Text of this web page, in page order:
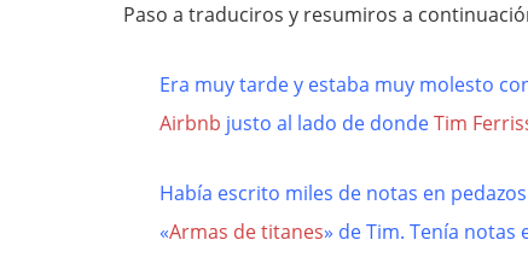
Paso a traduciros y resumiros a
Era muy tarde y estaba muy molesto
Airbnb justo al lado de dondeTim
Había escrito miles de notas en
«Armas de titanes» de Tim. Tenía